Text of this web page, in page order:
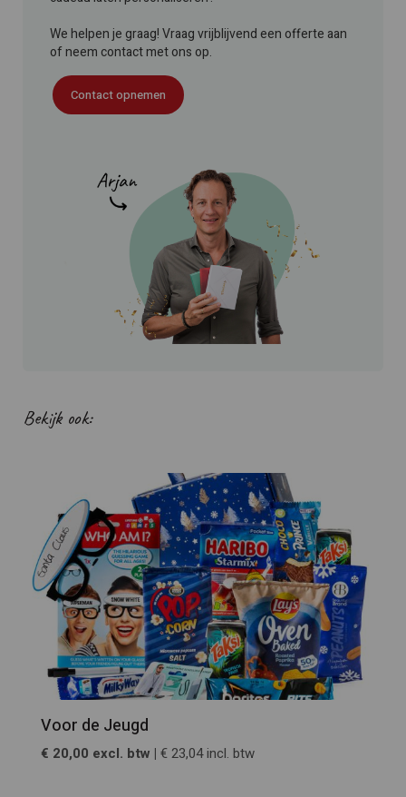
We helpen je graag! Vraag vrijblijvend een offerte aan
of neem contact met ons op.
Contact opnemen
Bekijk ook:
Voor de Jeugd
€ 20,00 excl. btw | € 23,04 incl. btw